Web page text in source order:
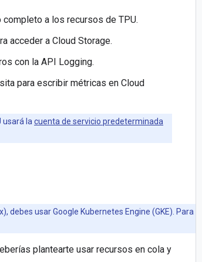
a los recursos de TPU.
acceder a Cloud Storage.
con la API Logging.
para escribir métricas en Cloud
usará la cuenta de servicio predeterminada
debes usar Google Kubernetes Engine (GKE). Para
plantearte usar recursos en cola y